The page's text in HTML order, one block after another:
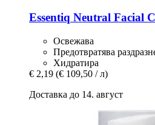
Essentiq Neutral Facial
Освежава
Предотвратява
Хидратира
€ 2,19 (€ 109,50 / л)
Доставка до 14. август